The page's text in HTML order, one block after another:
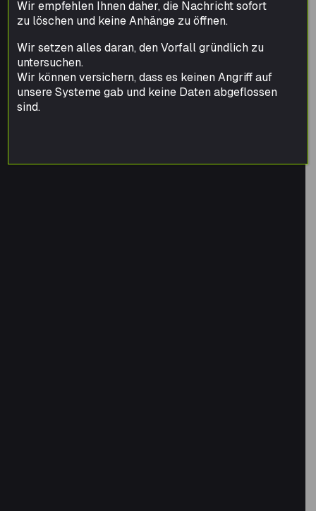
Wir empfehlen Ihnen daher, die Nachricht sofort
zu löschen und keine Anhänge zu öffnen.
Wir setzen alles daran, den Vorfall gründlich zu
untersuchen.
Wir können versichern, dass es keinen Angriff auf
unsere Systeme gab und keine Daten abgeflossen
sind.